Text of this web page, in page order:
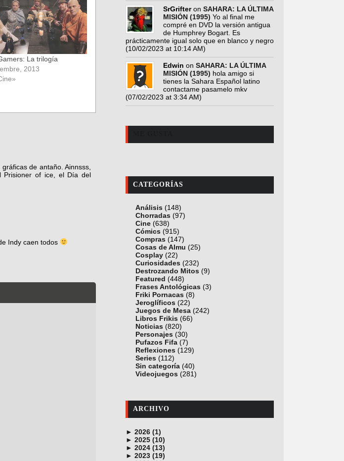
La trilogía
2013
de antaño. Ainnsss,
Prisioner of ice, el Día del
Indy caen todos
SrGrifteron SAHARA: LA ÚLTIMA
MISIÓN (1995) Yo al final me
compré en DVD la versión antigua
de Humphrey Bogart. Es
prácticamente igual solo que en blanco y negro
(10/02/2023 at 10:14 AM)
Edwin on SAHARA: LA ÚLTIMA
MISIÓN (1995) hola amigo si
tienes la Sahara Español latino
contactame pasamelo mkv
(07/02/2023 at 3:34 AM)
CATEGORÍAS
Análisis (148)
Chorradas (97)
Cine (638)
Cómics (915)
Compras (147)
Cosas de Almu (25)
Cosplay (22)
Curiosidades (232)
Destrozando Mitos (9)
Featured (448)
Frases Antológicas (3)
Friki Pornacas (8)
Jeroglíficos (22)
Juegos de Mesa (242)
Libros Frikis (66)
Noticias (820)
Personajes (30)
Pufazos Fifa (7)
Reflexiones (129)
Series (112)
Sin categoría (40)
Videojuegos (281)
ARCHIVO
► 2026 (1)
junio (1)
► 2025 (10)
noviembre (1)
octubre (1)
► 2024 (13)
diciembre (4)
► 2023 (19)